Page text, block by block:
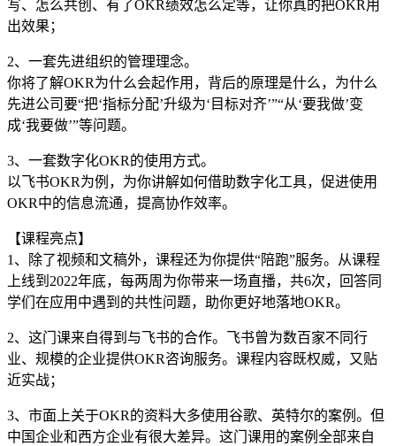
写、怎么共创、有了OKR绩效怎么定等，让你真的把OKR用
出效果；
2、一套先进组织的管理理念。
你将了解OKR为什么会起作用，背后的原理是什么，为什么
先进公司要“把‘指标分配’升级为‘目标对齐’”“从‘要我做’变
成‘我要做’”等问题。
3、一套数字化OKR的使用方式。
以飞书OKR为例，为你讲解如何借助数字化工具，促进使用
OKR中的信息流通，提高协作效率。
【课程亮点】
1、除了视频和文稿外，课程还为你提供“陪跑”服务。从课程
上线到2022年底，每两周为你带来一场直播，共6次，回答同
学们在应用中遇到的共性问题，助你更好地落地OKR。
2、这门课来自得到与飞书的合作。飞书曾为数百家不同行
业、规模的企业提供OKR咨询服务。课程内容既权威，又贴
近实战；
3、市面上关于OKR的资料大多使用谷歌、英特尔的案例。但
中国企业和西方企业有很大差异。这门课用的案例全部来自